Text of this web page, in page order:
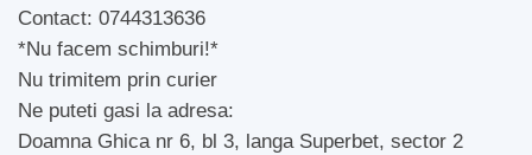
Contact: 0744313636
*Nu facem schimburi!*
Nu trimitem prin curier
Ne puteti gasi la adresa:
Doamna Ghica nr 6, bl 3, langa Superbet, sector 2